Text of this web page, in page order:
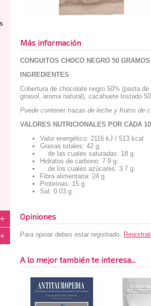
Más información
CONGUITOS CHOCO NEGRO 50 GRAMOS
INGREDIENTES
Cobertura de chocolate negro 50% (pasta
girasol, aroma natural), cacahuete tostado
Puede contener trazas de leche y frutos de
VALORES NUTRICIONALES POR CADA
Valor energético: 2116 kJ / 513 kcal
Grasas totales: 42 g.
de las cuales saturadas: 18 g.
Hidratos de carbono: 7.9 g.
de los cuales azúcares: 3.7 g.
Fibra alimentaria: 24 g.
Proteínas: 15 g.
Sal: 0.03 g.
Opiniones
Para opinar debes estar registrado.
A lo mejor también te interesa...